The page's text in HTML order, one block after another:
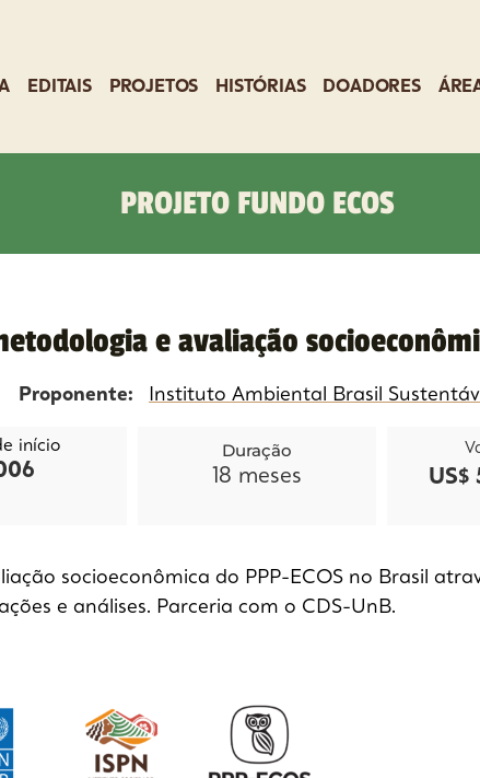
EDITAIS PROJETOS HISTÓRIAS DOADORES
PROJETO FUNDO ECOS
e avaliação
Proponente: Instituto Ambiental Brasil
início Duração
18 meses US$
socioeconômica do PPP-ECOS no Brasil
e análises. Parceria com o CDS-UnB.